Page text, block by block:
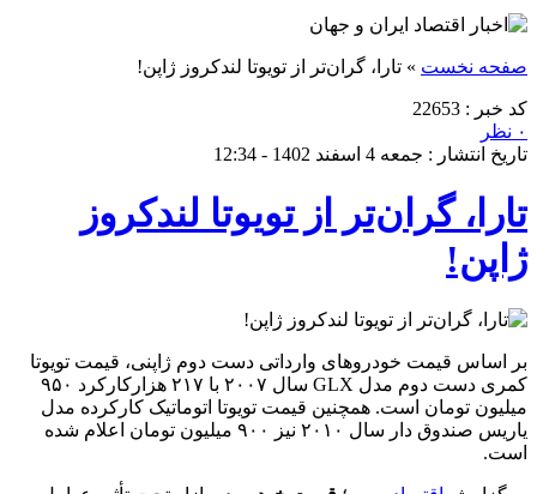
صفحه نخست » تارا، گران‌تر از تویوتا لندکروز ژاپن!
کد خبر : 22653
۰ نظر
تاریخ انتشار : جمعه 4 اسفند 1402 - 12:34
تارا، گران‌تر از تویوتا لندکروز
ژاپن!
بر اساس قیمت خودروهای وارداتی دست دوم ژاپنی، قیمت تویوتا
کمری دست دوم مدل GLX سال ۲۰۰۷ با ۲۱۷ هزارکارکرد ۹۵۰
میلیون تومان است. همچنین قیمت تویوتا اتوماتیک کارکرده مدل
یاریس صندوق دار سال ۲۰۱۰ نیز ۹۰۰ میلیون تومان اعلام شده
است.